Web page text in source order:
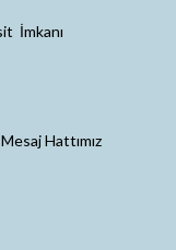
İmkanı
Hattımız